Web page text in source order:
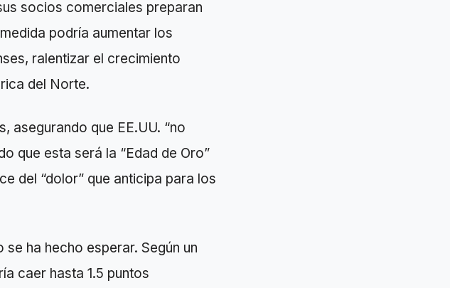
socios comerciales preparan
podría aumentar los
ralentizar el crecimiento
del Norte.
asegurando que EE.UU. “no
que esta será la “Edad de Oro”
del “dolor” que anticipa para los
ha hecho esperar. Según un
caer hasta 1.5 puntos